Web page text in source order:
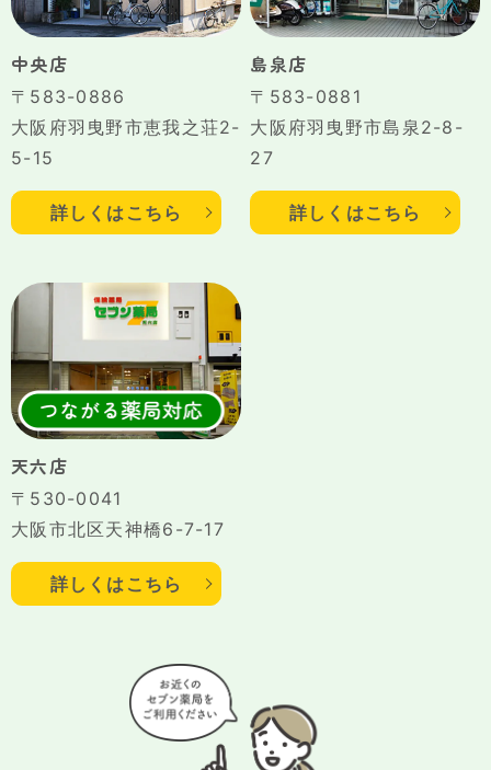
中央店
〒583-0886
大阪府羽曳野市恵我之荘2-
5-15
詳しくはこちら
島泉店
〒583-0881
大阪府羽曳野市島泉2-8-
27
詳しくはこちら
天六店
〒530-0041
大阪市北区天神橋6-7-17
詳しくはこちら